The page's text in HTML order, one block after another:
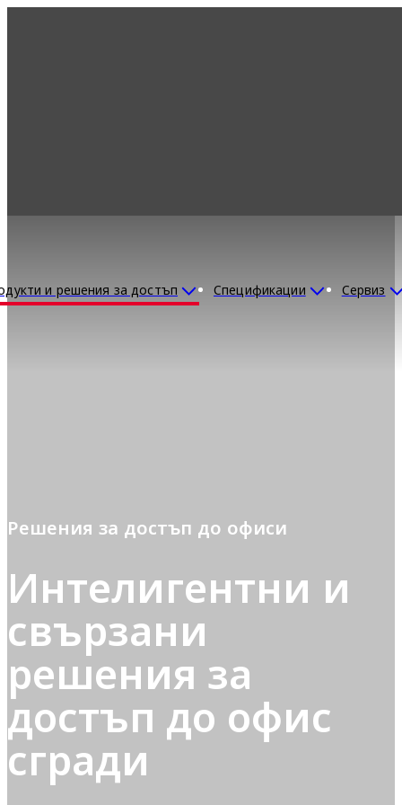
и решения за достъп Спецификации Сервиз
Решения за достъп до офиси
Интелигентни и
свързани
решения за
достъп до офис
сгради